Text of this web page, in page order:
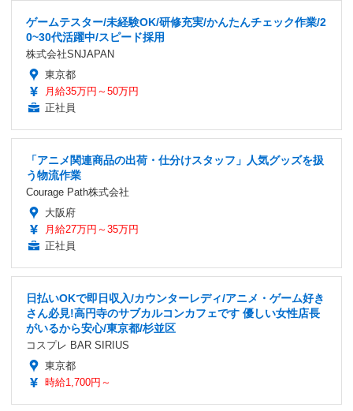
ゲームテスター/未経験OK/研修充実/かんたんチェック作業/2
0~30代活躍中/スピード採用
株式会社SNJAPAN
東京都
月給35万円～50万円
正社員
「アニメ関連商品の出荷・仕分けスタッフ」人気グッズを扱
う物流作業
Courage Path株式会社
大阪府
月給27万円～35万円
正社員
日払いOKで即日収入/カウンターレディ/アニメ・ゲーム好き
さん必見!高円寺のサブカルコンカフェです 優しい女性店長
がいるから安心/東京都/杉並区
コスプレ BAR SIRIUS
東京都
時給1,700円～